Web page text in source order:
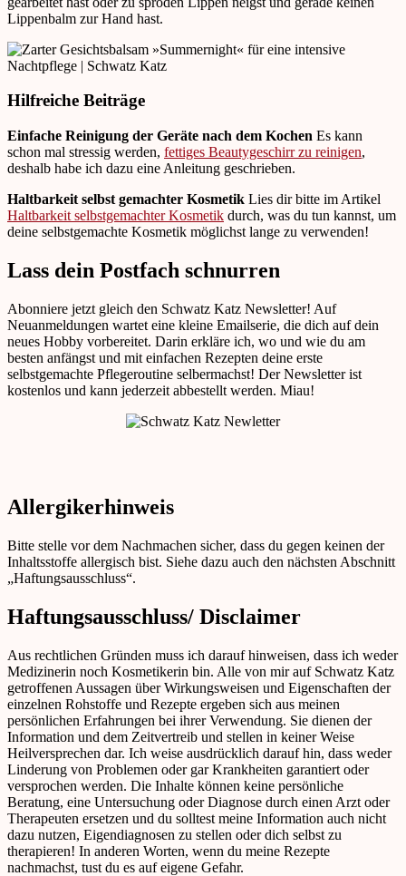
Lippenbalm zur Hand hast.
Hilfreiche Beiträge
Einfache Reinigung der Geräte nach dem Kochen Es kann
schon mal stressig werden, fettiges Beautygeschirr zu reinigen,
deshalb habe ich dazu eine Anleitung geschrieben.
Haltbarkeit selbst gemachter Kosmetik Lies dir bitte im Artikel
Haltbarkeit selbstgemachter Kosmetik durch, was du tun kannst, um
deine selbstgemachte Kosmetik möglichst lange zu verwenden!
Lass dein Postfach schnurren
Abonniere jetzt gleich den Schwatz Katz Newsletter! Auf
Neuanmeldungen wartet eine kleine Emailserie, die dich auf dein
neues Hobby vorbereitet. Darin erkläre ich, wo und wie du am
besten anfängst und mit einfachen Rezepten deine erste
selbstgemachte Pflegeroutine selbermachst! Der Newsletter ist
kostenlos und kann jederzeit abbestellt werden. Miau!
Allergikerhinweis
Bitte stelle vor dem Nachmachen sicher, dass du gegen keinen der
Inhaltsstoffe allergisch bist. Siehe dazu auch den nächsten Abschnitt
„Haftungsausschluss“.
Haftungsausschluss/ Disclaimer
Aus rechtlichen Gründen muss ich darauf hinweisen, dass ich weder
Medizinerin noch Kosmetikerin bin. Alle von mir auf Schwatz Katz
getroffenen Aussagen über Wirkungsweisen und Eigenschaften der
einzelnen Rohstoffe und Rezepte ergeben sich aus meinen
persönlichen Erfahrungen bei ihrer Verwendung. Sie dienen der
Information und dem Zeitvertreib und stellen in keiner Weise
Heilversprechen dar. Ich weise ausdrücklich darauf hin, dass weder
Linderung von Problemen oder gar Krankheiten garantiert oder
versprochen werden. Die Inhalte können keine persönliche
Beratung, eine Untersuchung oder Diagnose durch einen Arzt oder
Therapeuten ersetzen und du solltest meine Information auch nicht
dazu nutzen, Eigendiagnosen zu stellen oder dich selbst zu
therapieren! In anderen Worten, wenn du meine Rezepte
nachmachst, tust du es auf eigene Gefahr.